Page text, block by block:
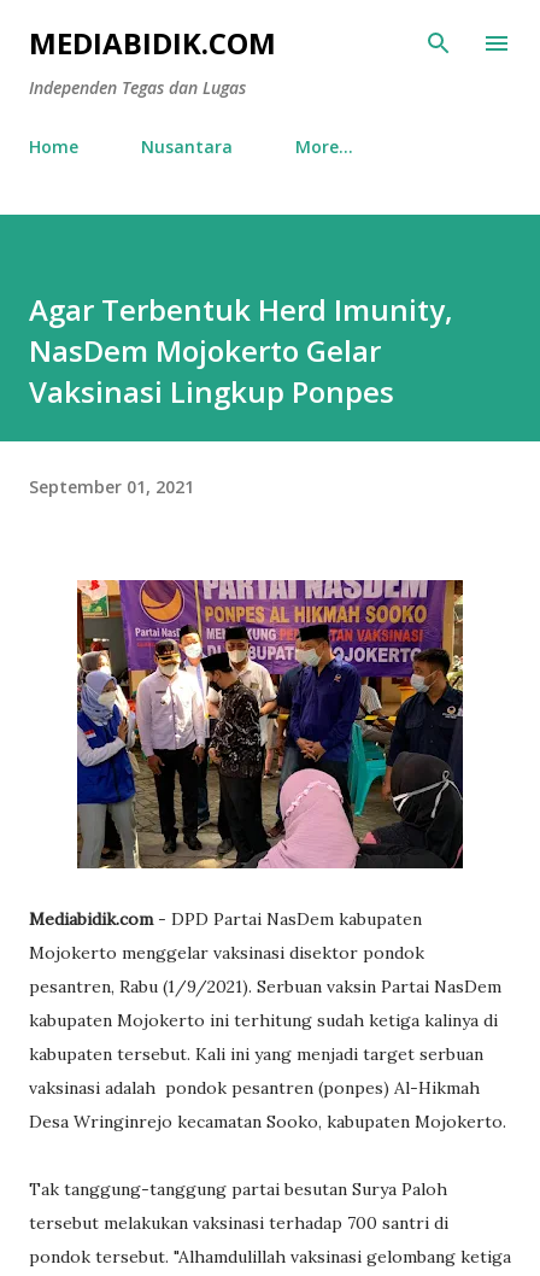
Skip to main content
MEDIABIDIK.COM
Independen Tegas dan Lugas
Home Nusantara More…
Agar Terbentuk Herd Imunity,
NasDem Mojokerto Gelar
Vaksinasi Lingkup Ponpes
September 01, 2021
Mediabidik.com- DPD Partai NasDem kabupaten
Mojokerto menggelar vaksinasi disektor pondok
pesantren, Rabu (1/9/2021). Serbuan vaksin Partai NasDem
kabupaten Mojokerto ini terhitung sudah ketiga kalinya di
kabupaten tersebut. Kali ini yang menjadi target serbuan
vaksinasi adalah pondok pesantren (ponpes) Al-Hikmah
Desa Wringinrejo kecamatan Sooko, kabupaten Mojokerto.
Tak tanggung-tanggung partai besutan Surya Paloh
tersebut melakukan vaksinasi terhadap 700 santri di
pondok tersebut. "Alhamdulillah vaksinasi gelombang ketiga